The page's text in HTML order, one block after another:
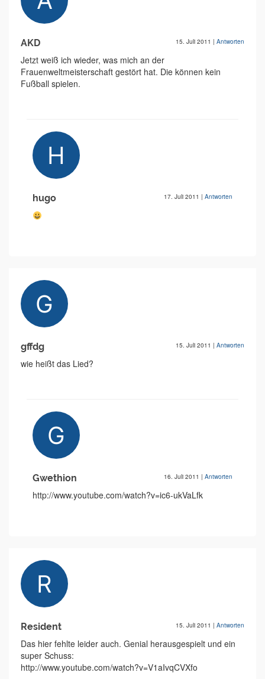
AKD 15. Juli 2011 | Antworten
Jetzt weiß ich wieder, was mich an der
Frauenweltmeisterschaft gestört hat. Die können kein
Fußball spielen.
hugo 17. Juli 2011 | Antworten
gffdg 15. Juli 2011 | Antworten
wie heißt das Lied?
Gwethion 16. Juli 2011 | Antworten
http://www.youtube.com/watch?v=ic6-ukVaLfk
Resident 15. Juli 2011 | Antworten
Das hier fehlte leider auch. Genial herausgespielt und ein
super Schuss:
http://www.youtube.com/watch?v=V1aIvqCVXfo